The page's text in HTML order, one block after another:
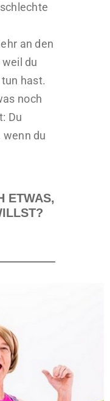
an den
du
hast.
noch
Du
wenn du
ETWAS,